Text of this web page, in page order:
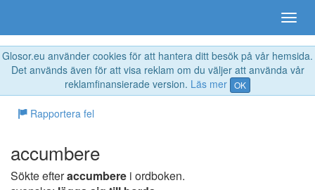
Glosor.eu använder cookies för att hantera ditt besök på vår hemsida.
Det används även för att visa reklam om du väljer att använda vår
reklamfinansierade version. Läs mer OK
Rapportera fel
accumbere
Sökte efteraccumbere i ordboken.